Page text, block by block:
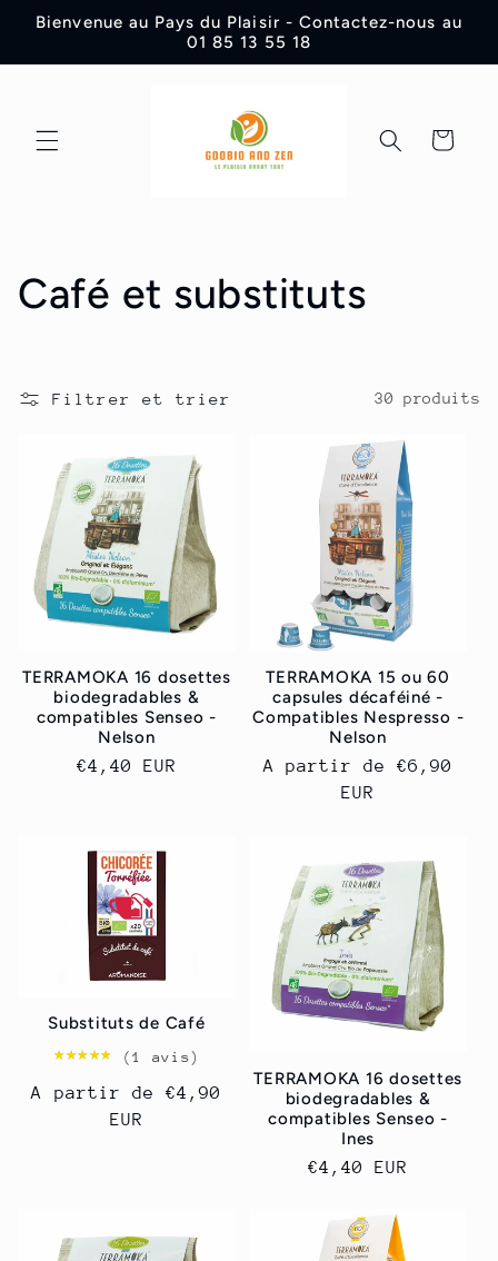
passer
contenu
Bienvenue au Pays du Plaisir - Contactez-nous au
01 85 13 55 18
Panier
C
l
c
o
Café et substituts
Filtrer et trier 30 produits
TERRAMOKA 16 dosettes
biodegradables &
compatibles Senseo -
Nelson
Prix
€4,40 EUR
TERRAMOKA 15 ou 60
capsules décaféiné -
Compatibles Nespresso -
Nelson
Prix
A partir de€6,90
EUR
Substituts de Café
★★★★★
★★★★★ (1 avis)
Prix
A partir de€4,90
EUR
TERRAMOKA 16 dosettes
biodegradables &
compatibles Senseo -
Ines
Prix
€4,40 EUR